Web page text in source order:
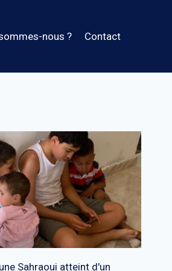
nous ? Contact
Sahraoui atteint d'un